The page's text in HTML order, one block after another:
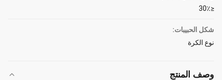
≤30٪
شكل الحبيبات:
نوع الكرة
وصف المنتج